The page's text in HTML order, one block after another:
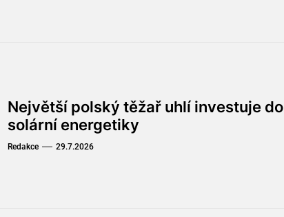
Největší polský těžař uhlí investuje do
solární energetiky
Redakce 29.7.2026